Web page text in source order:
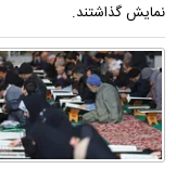
نمایش گذاشتند.